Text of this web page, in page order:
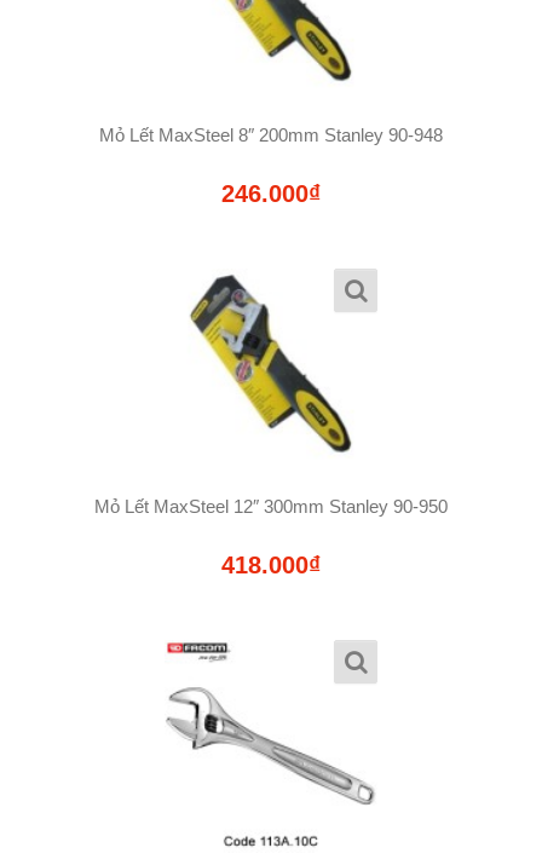
Mỏ Lết MaxSteel 8″ 200mm Stanley 90-948
246.000₫
Mỏ Lết MaxSteel 12″ 300mm Stanley 90-950
418.000₫